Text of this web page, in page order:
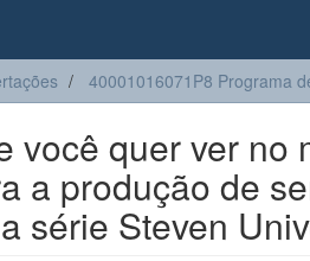
40001016071P8 Programa
você quer ver no
a produção de
série Steven